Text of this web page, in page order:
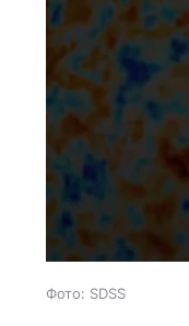
Фото: SDSS